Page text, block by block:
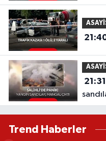
21:31
Trend Haberler